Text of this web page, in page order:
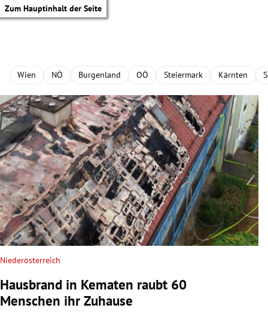
Zum Hauptinhalt der Seite
Untermenü
Untermenü
Wien NÖ Burgenland OÖ Steiermark Kärnten
Niederösterreich
Hausbrand in Kematen raubt 60
Menschen ihr Zuhause